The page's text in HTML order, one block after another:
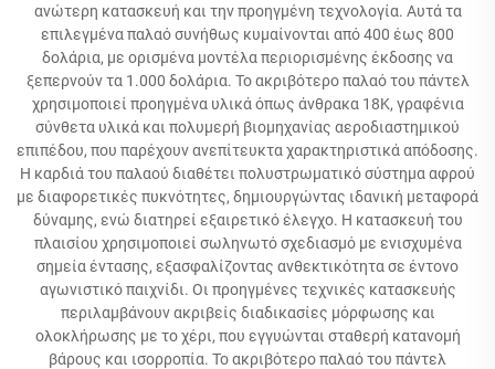
ανώτερη κατασκευή και την προηγμένη τεχνολογία. Αυτά τα
επιλεγμένα παλαό συνήθως κυμαίνονται από 400 έως 800
δολάρια, με ορισμένα μοντέλα περιορισμένης έκδοσης να
ξεπερνούν τα 1.000 δολάρια. Το ακριβότερο παλαό του πάντελ
χρησιμοποιεί προηγμένα υλικά όπως άνθρακα 18K, γραφένια
σύνθετα υλικά και πολυμερή βιομηχανίας αεροδιαστημικού
επιπέδου, που παρέχουν ανεπίτευκτα χαρακτηριστικά απόδοσης.
Η καρδιά του παλαού διαθέτει πολυστρωματικό σύστημα αφρού
με διαφορετικές πυκνότητες, δημιουργώντας ιδανική μεταφορά
δύναμης, ενώ διατηρεί εξαιρετικό έλεγχο. Η κατασκευή του
πλαισίου χρησιμοποιεί σωληνωτό σχεδιασμό με ενισχυμένα
σημεία έντασης, εξασφαλίζοντας ανθεκτικότητα σε έντονο
αγωνιστικό παιχνίδι. Οι προηγμένες τεχνικές κατασκευής
περιλαμβάνουν ακριβείς διαδικασίες μόρφωσης και
ολοκλήρωσης με το χέρι, που εγγυώνται σταθερή κατανομή
βάρους και ισορροπία. Το ακριβότερο παλαό του πάντελ